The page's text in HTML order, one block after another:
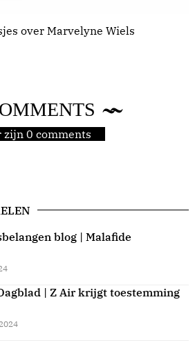
over Marvelyne Wiels
zijn 0 comments
blog | Malafide
| Z Air krijgt toestemming